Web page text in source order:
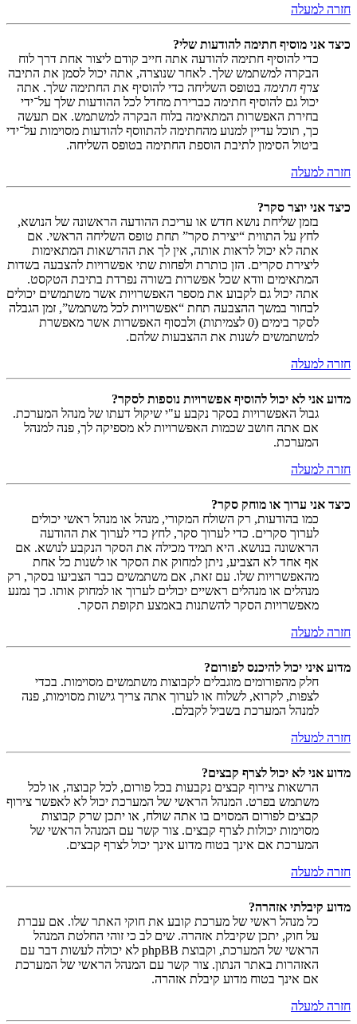
חזרה למעלה
כיצד אני מוסיף חתימה להודעות שלי?
כדי להוסיף חתימה להודעה אתה חייב קודם ליצור אחת דרך לוח
הבקרה למשתמש שלך. לאחר שנוצרה, אתה יכול לסמן את התיבה
צרף חתימה בטופס השליחה כדי להוסיף את החתימה שלך. אתה
יכול גם להוסיף חתימה כברירת מחדל לכל ההודעות שלך על־ידי
בחירת האפשרות המתאימה בלוח הבקרה למשתמש. אם תעשה
כך, תוכל עדיין למנוע מהחתימה להתווסף להודעות מסוימות על־ידי
ביטול הסימון לתיבת הוספת החתימה בטופס השליחה.
חזרה למעלה
כיצד אני יוצר סקר?
בזמן שליחת נושא חדש או עריכת ההודעה הראשונה של הנושא,
לחץ על התווית “יצירת סקר” תחת טופס השליחה הראשי. אם
אתה לא יכול לראות אותה, אין לך את ההרשאות המתאימות
ליצירת סקרים. הזן כותרת ולפחות שתי אפשרויות להצבעה בשדות
המתאימים וודא שכל אפשרות בשורה נפרדת בתיבת הטקסט.
אתה יכול גם לקבוע את מספר האפשרויות אשר משתמשים יכולים
לבחור במשך ההצבעה תחת “אפשרויות לכל משתמש”, זמן הגבלה
לסקר בימים (0 לצמיתות) ולבסוף האפשרות אשר מאפשרת
למשתמשים לשנות את ההצבעות שלהם.
חזרה למעלה
מדוע אני לא יכול להוסיף אפשרויות נוספות לסקר?
גבול האפשרויות בסקר נקבע ע"י שיקול דעתו של מנהל המערכת.
אם אתה חושב שכמות האפשרויות לא מספיקה לך, פנה למנהל
המערכת.
חזרה למעלה
כיצד אני ערוך או מוחק סקר?
כמו בהודעות, רק השולח המקורי, מנהל או מנהל ראשי יכולים
לערוך סקרים. כדי לערוך סקר, לחץ כדי לערוך את ההודעה
הראשונה בנושא. היא תמיד מכילה את הסקר הנקבע לנושא. אם
אף אחד לא הצביע, ניתן למחוק את הסקר או לשנות כל אחת
מהאפשרויות שלו. עם זאת, אם משתמשים כבר הצביעו בסקר, רק
מנהלים או מנהלים ראשיים יכולים לערוך או למחוק אותו. כך נמנע
מאפשרויות הסקר להשתנות באמצע תקופת הסקר.
חזרה למעלה
מדוע איני יכול להיכנס לפורום?
חלק מהפורומים מוגבלים לקבוצות משתמשים מסוימות. בכדי
לצפות, לקרוא, לשלוח או לערוך אתה צריך גישות מסוימות, פנה
למנהל המערכת בשביל לקבלם.
חזרה למעלה
מדוע אני לא יכול לצרף קבצים?
הרשאות צירוף קבצים נקבעות בכל פורום, לכל קבוצה, או לכל
משתמש בפרט. המנהל הראשי של המערכת יכול לא לאפשר צירוף
קבצים לפורום המסוים בו אתה שולח, או יתכן שרק קבוצות
מסוימות יכולות לצרף קבצים. צור קשר עם המנהל הראשי של
המערכת אם אינך בטוח מדוע אינך יכול לצרף קבצים.
חזרה למעלה
מדוע קיבלתי אזהרה?
כל מנהל ראשי של מערכת קובע את חוקי האתר שלו. אם עברת
על חוק, יתכן שקיבלת אזהרה. שים לב כי זוהי החלטת המנהל
הראשי של המערכת, וקבוצת phpBB לא יכולה לעשות דבר עם
האזהרות באתר הנתון. צור קשר עם המנהל הראשי של המערכת
אם אינך בטוח מדוע קיבלת אזהרה.
חזרה למעלה